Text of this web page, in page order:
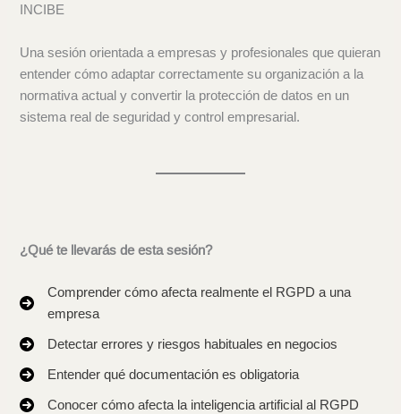
INCIBE
Una sesión orientada a empresas y profesionales que quieran
entender cómo adaptar correctamente su organización a la
normativa actual y convertir la protección de datos en un
sistema real de seguridad y control empresarial.
¿Qué te llevarás de esta sesión?
Comprender cómo afecta realmente el RGPD a una
empresa
Detectar errores y riesgos habituales en negocios
Entender qué documentación es obligatoria
Conocer cómo afecta la inteligencia artificial al RGPD